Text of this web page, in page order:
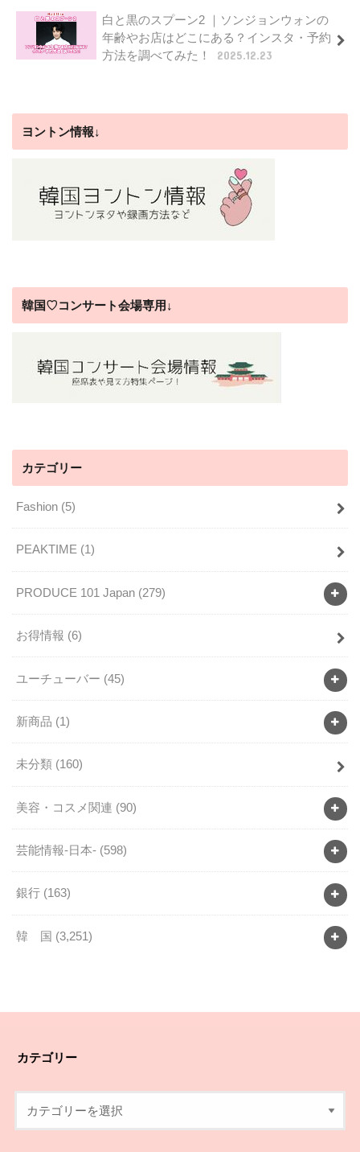
白と黒のスプーン2 ｜ソンジョンウォンの
年齢やお店はどこにある？インスタ・予約
方法を調べてみた！
2025.12.23
ヨントン情報↓
韓国♡コンサート会場専用↓
カテゴリー
Fashion (5)
PEAKTIME (1)
PRODUCE 101 Japan (279)
お得情報 (6)
ユーチューバー (45)
新商品 (1)
未分類 (160)
美容・コスメ関連 (90)
芸能情報-日本- (598)
銀行 (163)
韓 国 (3,251)
カテゴリー